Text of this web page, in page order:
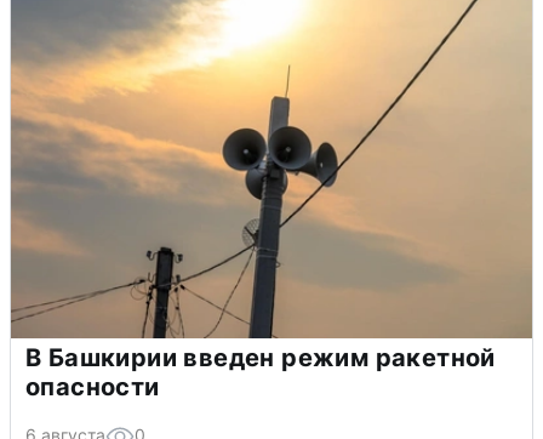
В Башкирии введен режим ракетной
опасности
6 августа 0